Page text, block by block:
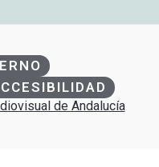
de Andalucía